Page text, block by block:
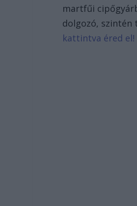
martfűi
dolgozó, szintén
kattintva éred el!